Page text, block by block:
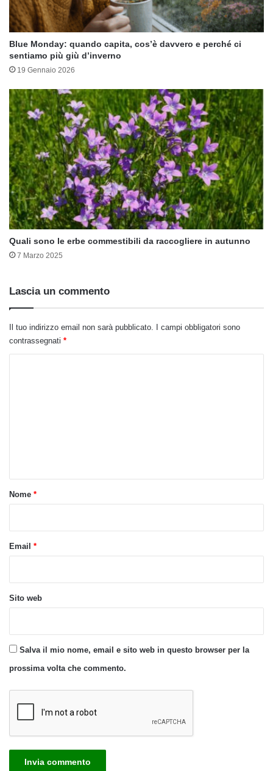
Blue Monday: quando capita, cos’è davvero e perché ci
sentiamo più giù d’inverno
19 Gennaio 2026
Quali sono le erbe commestibili da raccogliere in autunno
7 Marzo 2025
Lascia un commento
Il tuo indirizzo email non sarà pubblicato.
I campi obbligatori sono
contrassegnati *
oNome *
Email *
Sito web
Salva il mio nome, email e sito web in questo browser per la
prossima volta che commento.